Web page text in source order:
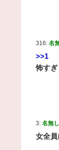
316: 名
>>1
怖すぎ
3: 名無
女全